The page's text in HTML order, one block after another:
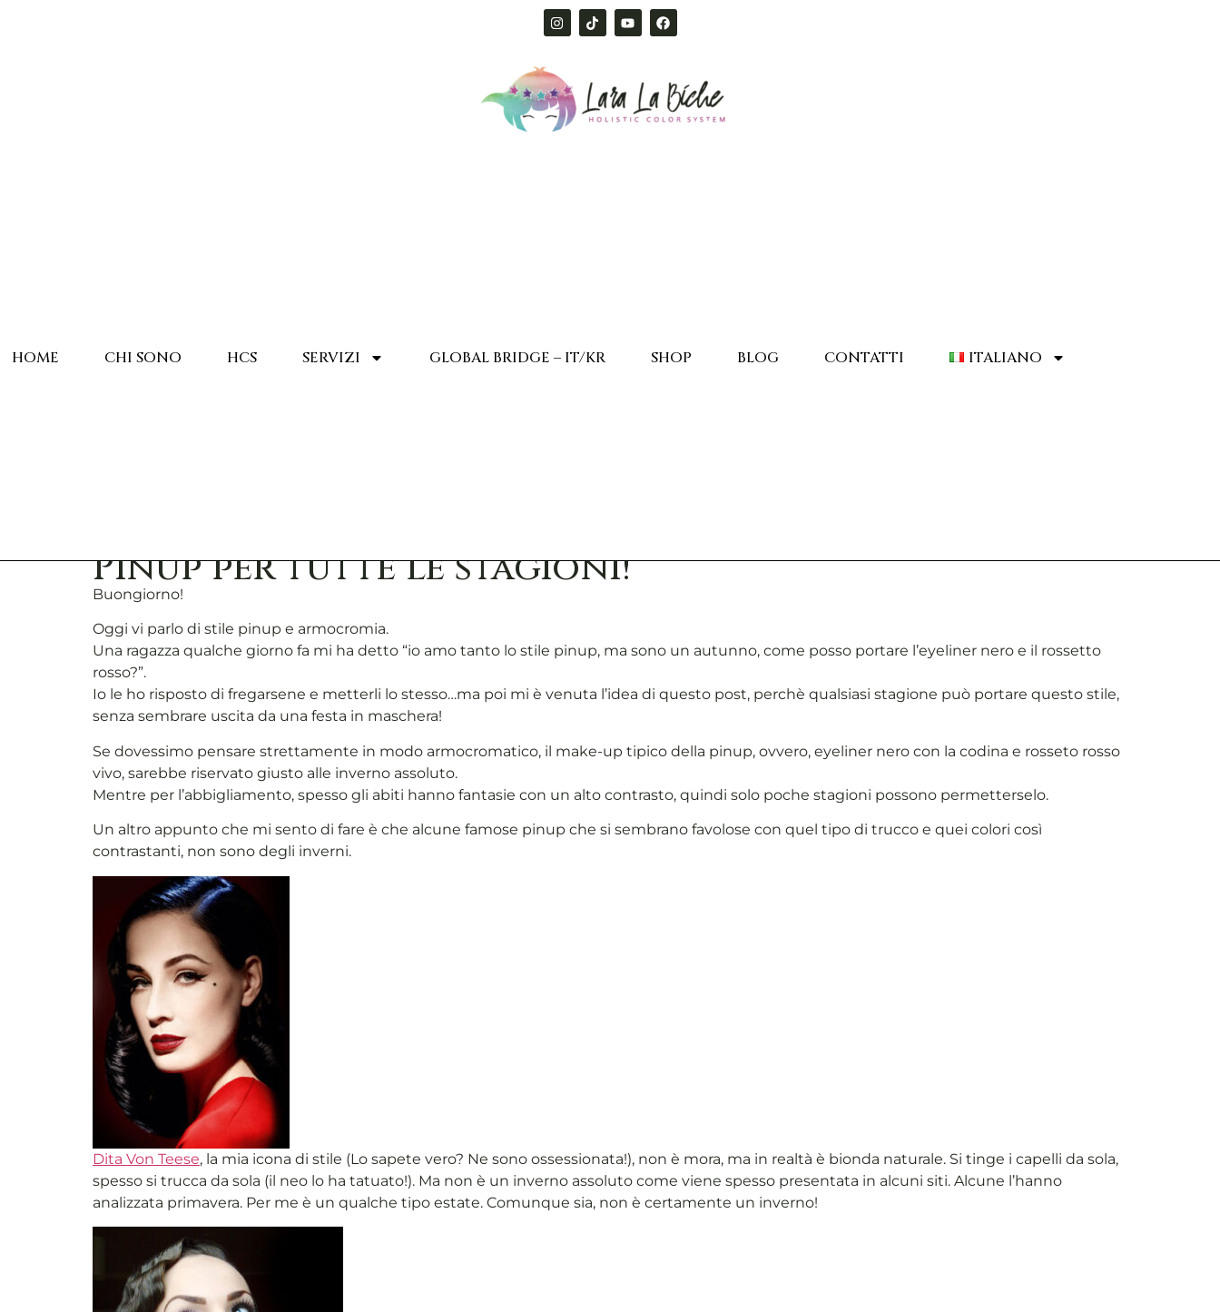
HOME CHI SONO HCS SERVIZI GLOBAL BRIDGE – IT/KR SHOP BLOG CONTATTI ITALIANO
Pinup per tutte le stagioni!
Buongiorno!
Oggi vi parlo di stile pinup e armocromia.
Una ragazza qualche giorno fa mi ha detto “io amo tanto lo stile pinup, ma sono un autunno, come posso portare l’eyeliner nero e il rossetto
rosso?”.
Io le ho risposto di fregarsene e metterli lo stesso…ma poi mi è venuta l’idea di questo post, perchè qualsiasi stagione può portare questo stile,
senza sembrare uscita da una festa in maschera!
Se dovessimo pensare strettamente in modo armocromatico, il make-up tipico della pinup, ovvero, eyeliner nero con la codina e rosseto rosso
vivo, sarebbe riservato giusto alle inverno assoluto.
Mentre per l’abbigliamento, spesso gli abiti hanno fantasie con un alto contrasto, quindi solo poche stagioni possono permetterselo.
Un altro appunto che mi sento di fare è che alcune famose pinup che si sembrano favolose con quel tipo di trucco e quei colori così
contrastanti, non sono degli inverni.
Dita Von Teese, la mia icona di stile (Lo sapete vero? Ne sono ossessionata!), non è mora, ma in realtà è bionda naturale. Si tinge i capelli da sola,
spesso si trucca da sola (il neo lo ha tatuato!). Ma non è un inverno assoluto come viene spesso presentata in alcuni siti. Alcune l’hanno
analizzata primavera. Per me è un qualche tipo estate. Comunque sia, non è certamente un inverno!